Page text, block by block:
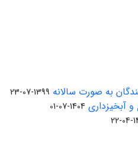
به صورت سالانه 1399-07-23
آبخیزداری 1404-07-01